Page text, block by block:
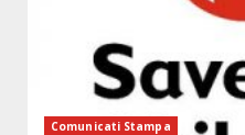
Comunicati Stampa